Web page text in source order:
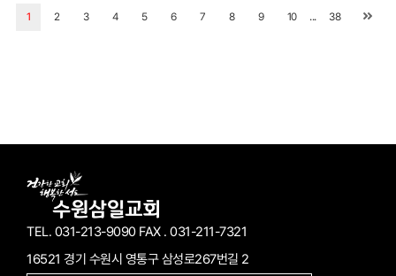
1 2 3 4 5 6 7 8 9 10 ... 38
TEL. 031-213-9090 FAX . 031-211-7321
16521 경기 수원시 영통구 삼성로267번길 2